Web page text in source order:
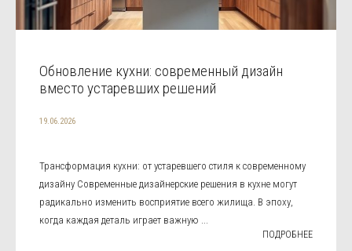
Обновление кухни: современный дизайн
вместо устаревших решений
19.06.2026
Трансформация кухни: от устаревшего стиля к современному
дизайну Современные дизайнерские решения в кухне могут
радикально изменить восприятие всего жилища. В эпоху,
когда каждая деталь играет важную ...
ПОДРОБНЕЕ